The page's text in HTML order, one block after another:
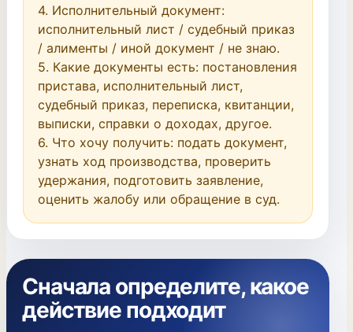
4. Исполнительный документ:
исполнительный лист / судебный приказ
/ алименты / иной документ / не знаю.
5. Какие документы есть: постановления
пристава, исполнительный лист,
судебный приказ, переписка, квитанции,
выписки, справки о доходах, другое.
6. Что хочу получить: подать документ,
узнать ход производства, проверить
удержания, подготовить заявление,
оценить жалобу или обращение в суд.
Сначала определите, какое
действие подходит